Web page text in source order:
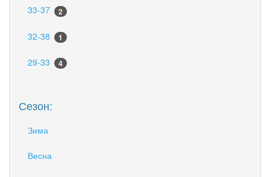
33-37 2
32-38 1
29-33 4
Сезон:
Зима
Весна